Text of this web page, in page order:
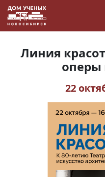
Новости
Наука
О Доме
Линия
оперы
22